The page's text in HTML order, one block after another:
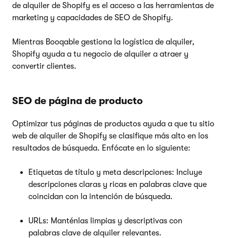
de alquiler de Shopify es el acceso a las herramientas de
marketing y capacidades de SEO de Shopify.
Mientras Booqable gestiona la logística de alquiler,
Shopify ayuda a tu negocio de alquiler a atraer y
convertir clientes.
SEO de página de producto
Optimizar tus páginas de productos ayuda a que tu sitio
web de alquiler de Shopify se clasifique más alto en los
resultados de búsqueda. Enfócate en lo siguiente:
Etiquetas de título y meta descripciones: Incluye
descripciones claras y ricas en palabras clave que
coincidan con la intención de búsqueda.
URLs: Manténlas limpias y descriptivas con
palabras clave de alquiler relevantes.